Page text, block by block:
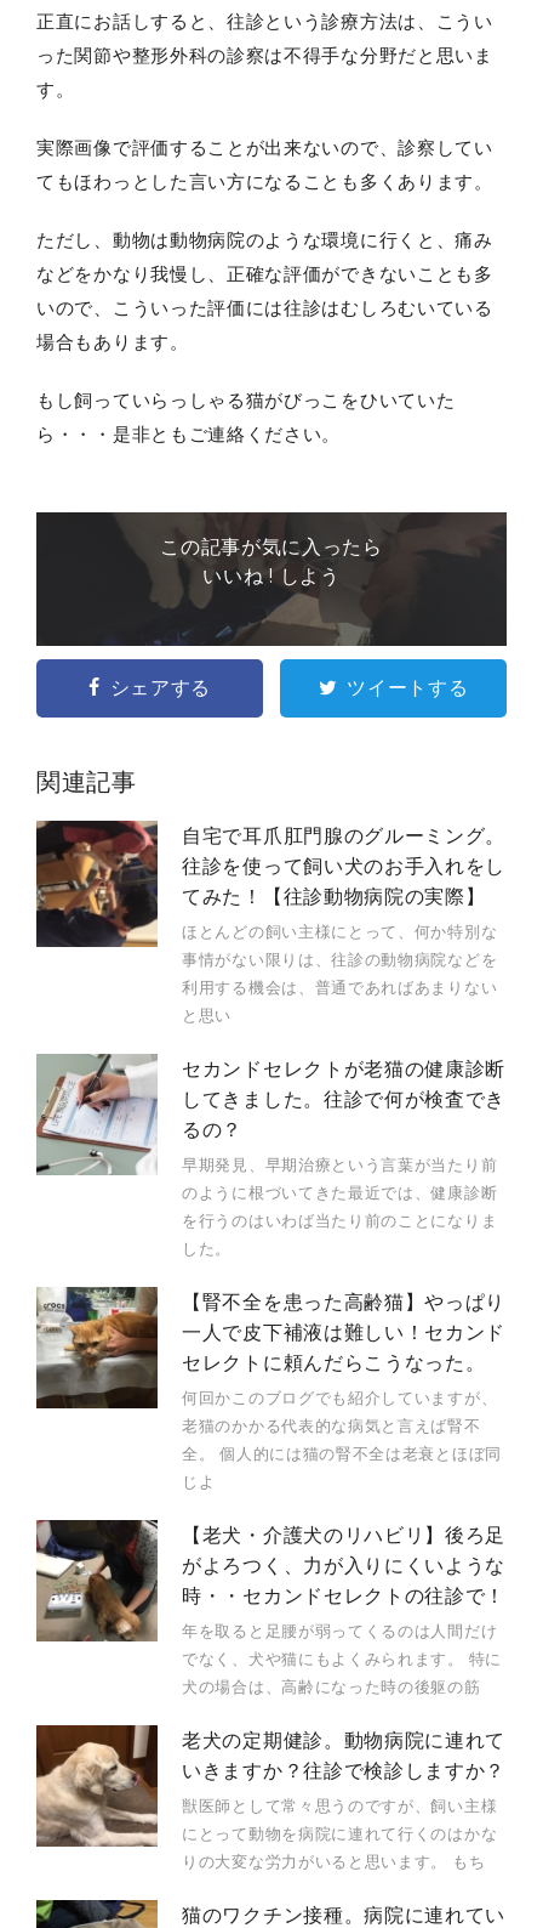
正直にお話しすると、往診という診療方法は、こうい
った関節や整形外科の診察は不得手な分野だと思いま
す。
実際画像で評価することが出来ないので、診察してい
てもほわっとした言い方になることも多くあります。
ただし、動物は動物病院のような環境に行くと、痛み
などをかなり我慢し、正確な評価ができないことも多
いので、こういった評価には往診はむしろむいている
場合もあります。
もし飼っていらっしゃる猫がびっこをひいていた
ら・・・是非ともご連絡ください。
この記事が気に入ったら
いいね ! しよう
シェアする ツイートする
関連記事
自宅で耳爪肛門腺のグルーミング。
往診を使って飼い犬のお手入れをし
てみた！【往診動物病院の実際】
ほとんどの飼い主様にとって、何か特別な
事情がない限りは、往診の動物病院などを
利用する機会は、普通であればあまりない
と思い
セカンドセレクトが老猫の健康診断
してきました。往診で何が検査でき
るの？
早期発見、早期治療という言葉が当たり前
のように根づいてきた最近では、健康診断
を行うのはいわば当たり前のことになりま
した。
【腎不全を患った高齢猫】やっぱり
一人で皮下補液は難しい！セカンド
セレクトに頼んだらこうなった。
何回かこのブログでも紹介していますが、
老猫のかかる代表的な病気と言えば腎不
全。 個人的には猫の腎不全は老衰とほぼ同
じよ
【老犬・介護犬のリハビリ】後ろ足
がよろつく、力が入りにくいような
時・・セカンドセレクトの往診で！
年を取ると足腰が弱ってくるのは人間だけ
でなく、犬や猫にもよくみられます。 特に
犬の場合は、高齢になった時の後躯の筋
老犬の定期健診。動物病院に連れて
いきますか？往診で検診しますか？
獣医師として常々思うのですが、飼い主様
にとって動物を病院に連れて行くのはかな
りの大変な労力がいると思います。 もち
猫のワクチン接種。病院に連れてい